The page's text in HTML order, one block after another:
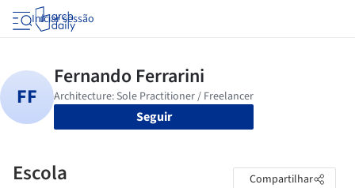
Iniciar sessão
Seguir
Escola Compartilhar